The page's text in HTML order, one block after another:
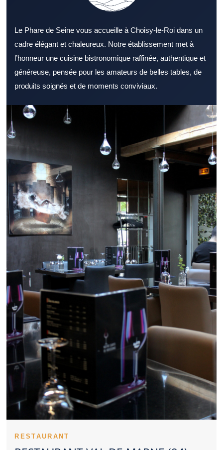
Le Phare de Seine vous accueille à Choisy-le-Roi dans un
cadre élégant et chaleureux. Notre établissement met à
l’honneur une cuisine bistronomique raffinée, authentique et
généreuse, pensée pour les amateurs de belles tables, de
produits soignés et de moments conviviaux.
Choisir un Restaurant Val de Marne adapté à ses envies
demande un minimum de repères. Un Restaurant Val de Marne
représente une option idéale pour de nombreux types de repas.
Le décor d’un Restaurant Val de Marne reste un critère souvent
déterminant. Les plats d’un Restaurant Val de Marne doivent
répondre à plusieurs préférences gustatives. La cuisine d’un
Restaurant Val de Marne gagne en saveur grâce à des
ingrédients frais. La qualité du service contribue directement à
l’image d’un Restaurant Val de Marne. Un Restaurant Val de
Marne accessible attire plus facilement une clientèle régulière.
Un Restaurant Val de Marne adapté au déjeuner facilite les
pauses repas. Pour un repas en soirée, un Restaurant Val de
Marne à l’atmosphère travaillée reste un excellent choix. Un
Restaurant Val de Marne représente une option intéressante
pour un déjeuner d’affaires. Le rapport qualité prix d’un
Restaurant Val de Marne fait souvent partie des critères décisifs.
L’identité d’un Restaurant Val de Marne se renforce avec des
plats bien reconnaissables. La régularité des prestations valorise
fortement un Restaurant Val de Marne. Les témoignages clients
servent souvent de guide pour sélectionner un Restaurant Val de
Marne. Un Restaurant Val de Marne peut choisir une identité
gourmande authentique ou contemporaine. L’anticipation reste
une bonne habitude pour profiter d’un Restaurant Val de Marne
dans les meilleures conditions. La dimension familiale peut
renforcer l’image positive d’un Restaurant Val de Marne. Une
sortie en couple peut être valorisée par un Restaurant Val de
Marne soigné. L’esthétique culinaire représente un vrai plus pour
un Restaurant Val de Marne. Un Restaurant Val de Marne
inspire confiance lorsqu’il présente une propreté irréprochable.
Choisir un Restaurant Val de Marne revient souvent à
rechercher un équilibre complet.
Un Restaurant Val de Marne peut se faire remarquer par son
sérieux culinaire. Le caractère d’un Restaurant Val de Marne se
lit souvent dès l’entrée. Un personnel accueillant constitue un
des préparations soutient la réputation d’un Restaurant Val de
RESTAURANT